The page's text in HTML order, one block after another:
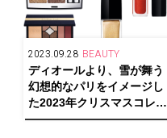
2023.09.28 BEAUTY
ディオールより、雪が舞う
幻想的なパリをイメージし
た2023年クリスマスコレク
ションを発表